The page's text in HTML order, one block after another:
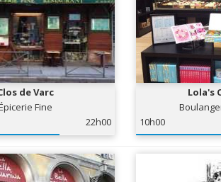
de Varc
Fine
22h00
Lola's
10h00